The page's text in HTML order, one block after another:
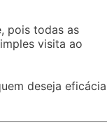
pois todas as
visita ao
deseja